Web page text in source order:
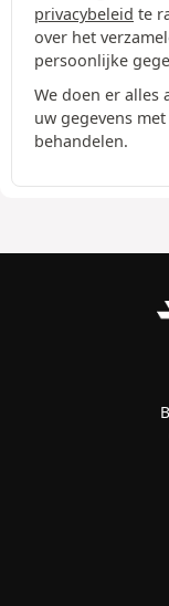
privacybeleid te
over het
persoonlijke
We doen er alles
uw gegevens
behandelen.